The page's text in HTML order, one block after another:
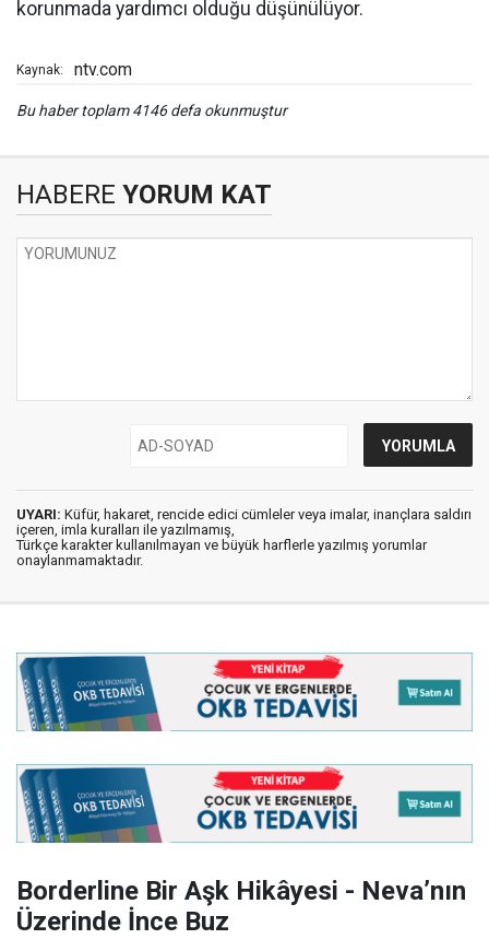
korunmada yardımcı olduğu düşünülüyor.
Kaynak: ntv.com
Bu haber toplam 4146 defa okunmuştur
HABERE YORUM KAT
UYARI: Küfür, hakaret, rencide edici cümleler veya imalar, inançlara saldırı
içeren, imla kuralları ile yazılmamış,
Türkçe karakter kullanılmayan ve büyük harflerle yazılmış yorumlar
onaylanmamaktadır.
Borderline Bir Aşk Hikâyesi - Neva’nın
Üzerinde İnce Buz